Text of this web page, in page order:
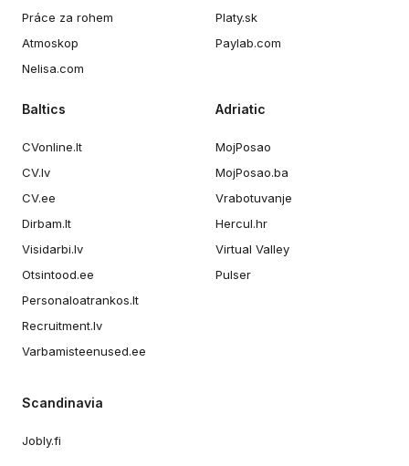
Práce za rohem
Atmoskop
Nelisa.com
Platy.sk
Paylab.com
Baltics
CVonline.lt
CV.lv
CV.ee
Dirbam.lt
Visidarbi.lv
Otsintood.ee
Personaloatrankos.lt
Recruitment.lv
Varbamisteenused.ee
Adriatic
MojPosao
MojPosao.ba
Vrabotuvanje
Hercul.hr
Virtual Valley
Pulser
Scandinavia
Jobly.fi